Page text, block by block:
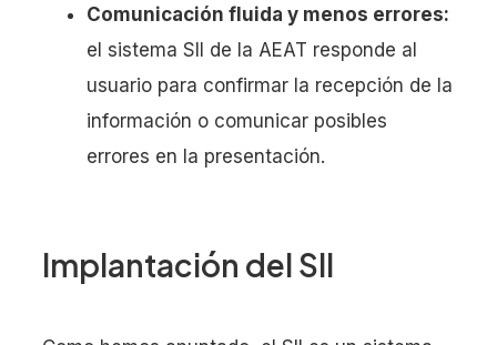
Comunicación fluida y menos errores:
el sistema SII de la AEAT responde al
usuario para confirmar la recepción de la
información o comunicar posibles
errores en la presentación.
Implantación del SII